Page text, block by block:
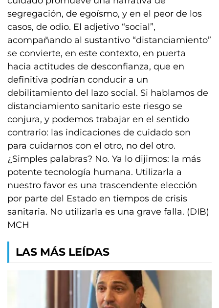
segregación, de egoísmo, y en el peor de los
casos, de odio. El adjetivo “social”,
acompañando al sustantivo “distanciamiento”
se convierte, en este contexto, en puerta
hacia actitudes de desconfianza, que en
definitiva podrían conducir a un
debilitamiento del lazo social. Si hablamos de
distanciamiento sanitario este riesgo se
conjura, y podemos trabajar en el sentido
contrario: las indicaciones de cuidado son
para cuidarnos con el otro, no del otro.
¿Simples palabras? No. Ya lo dijimos: la más
potente tecnología humana. Utilizarla a
nuestro favor es una trascendente elección
por parte del Estado en tiempos de crisis
sanitaria. No utilizarla es una grave falla. (DIB)
MCH
LAS MÁS LEÍDAS